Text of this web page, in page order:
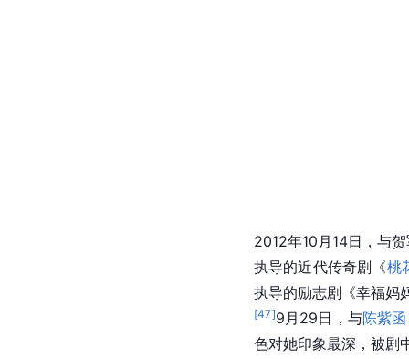
2012年10月14日，与
执导的近代传奇剧《桃
执导的励志剧《幸福妈
[47]9月29日，与陈紫函
色对她印象最深，被剧